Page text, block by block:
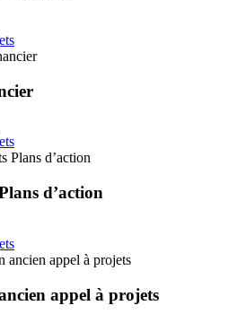
Plans d’action
d’action
ancien appel à projets
appel à projets